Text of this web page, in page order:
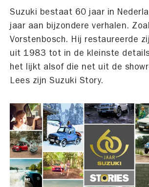
Suzuki bestaat 60 jaar in
jaar aan bijzondere verhalen.
Vorstenbosch. Hij restaureerde
uit 1983 tot in de kleinste
het lijkt alsof die net uit de
Lees zijn Suzuki Story.